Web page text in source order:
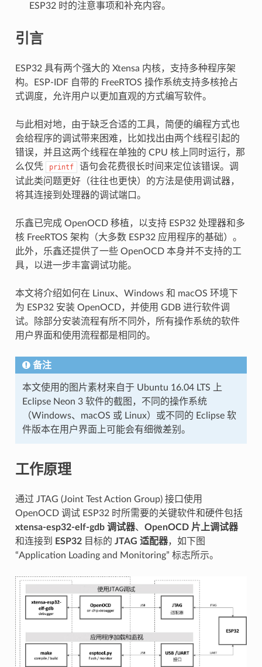
ESP32 时的注意事项和补充内容。
引言
ESP32 具有两个强大的 Xtensa 内核，支持多种程序架
构。ESP-IDF 自带的 FreeRTOS 操作系统支持多核抢占
式调度，允许用户以更加直观的方式编写软件。
与此相对地，由于缺乏合适的工具，简便的编程方式也
会给程序的调试带来困难，比如找出由两个线程引起的
错误，并且这两个线程在单独的 CPU 核上同时运行，那
么仅凭
printf
语句会花费很长时间来定位该错误。调
试此类问题更好（往往也更快）的方法是使用调试器，
将其连接到处理器的调试端口。
乐鑫已完成 OpenOCD 移植，以支持 ESP32 处理器和多
核 FreeRTOS 架构（大多数 ESP32 应用程序的基础）。
此外，乐鑫还提供了一些 OpenOCD 本身并不支持的工
具，以进一步丰富调试功能。
本文将介绍如何在 Linux、Windows 和 macOS 环境下
为 ESP32 安装 OpenOCD，并使用 GDB 进行软件调
试。除部分安装流程有所不同外，所有操作系统的软件
用户界面和使用流程都是相同的。
备注
本文使用的图片素材来自于 Ubuntu 16.04 LTS 上
Eclipse Neon 3 软件的截图，不同的操作系统
（Windows、macOS 或 Linux）或不同的 Eclipse 软
件版本在用户界面上可能会有细微差别。
工作原理
通过 JTAG (Joint Test Action Group) 接口使用
OpenOCD 调试 ESP32 时所需要的关键软件和硬件包括
xtensa-esp32-elf-gdb 调试器、 OpenOCD 片上调试器
和连接到
ESP32目标的 JTAG 适配器，如下图
“Application Loading and Monitoring” 标志所示。